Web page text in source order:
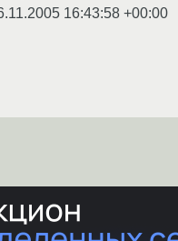
16:43:58 +00:00